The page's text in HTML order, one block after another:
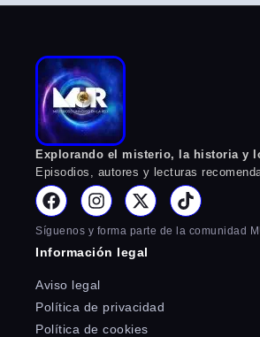
Explorando el misterio, la historia y
Episodios, autores y lecturas
Síguenos y forma parte de la comunidad
Información legal
Aviso legal
Política de privacidad
Política de cookies